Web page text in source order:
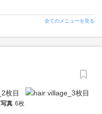
全てのメニューを見る
写真 6枚